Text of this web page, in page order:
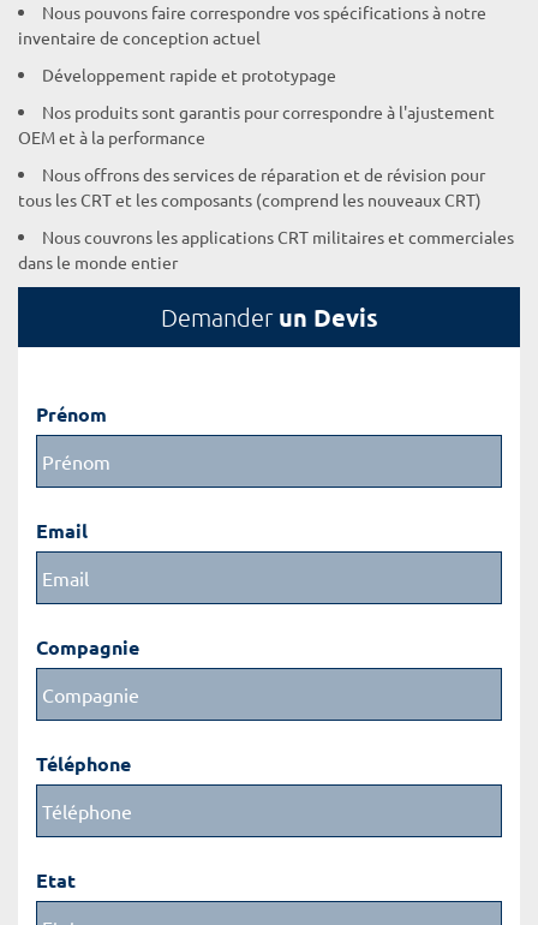
Nous pouvons faire correspondre vos spécifications à notre
inventaire de conception actuel
Développement rapide et prototypage
Nos produits sont garantis pour correspondre à l'ajustement
OEM et à la performance
Nous offrons des services de réparation et de révision pour
tous les CRT et les composants (comprend les nouveaux CRT)
Nous couvrons les applications CRT militaires et commerciales
dans le monde entier
Demander un Devis
Prénom
Email
Compagnie
Téléphone
Etat